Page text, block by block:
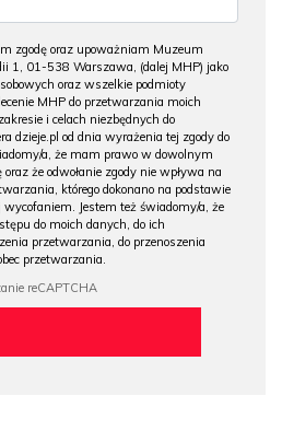
zgodę oraz upoważniam Muzeum
1, 01-538 Warszawa, (dalej MHP) jako
oraz wszelkie podmioty
MHP do przetwarzania moich
i celach niezbędnych do
dzieje.pl od dnia wyrażenia tej zgody do
a, że mam prawo w dowolnym
oraz że odwołanie zgody nie wpływa na
którego dokonano na podstawie
wycofaniem. Jestem też świadomy/a, że
do moich danych, do ich
przetwarzania, do przenoszenia
przetwarzania.